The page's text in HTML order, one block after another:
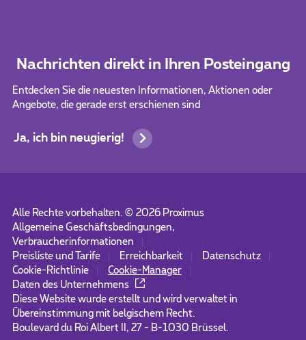
Nachrichten direkt in Ihren Posteingang
Entdecken Sie die neuesten Informationen, Aktionen oder
Angebote, die gerade erst erschienen sind
Ja, ich bin neugierig!
Alle Rechte vorbehalten. © 2026Proximus
Allgemeine Geschäftsbedingungen,
Verbraucherinformationen
Preisliste und Tarife
Erreichbarkeit
Datenschutz
Cookie-Richtlinie
Cookie-Manager
Daten des Unternehmens
Diese Website wurde erstellt und wird verwaltet in
Übereinstimmung mit belgischem Recht.
Boulevard du Roi Albert II, 27 - B-1030 Brüssel.